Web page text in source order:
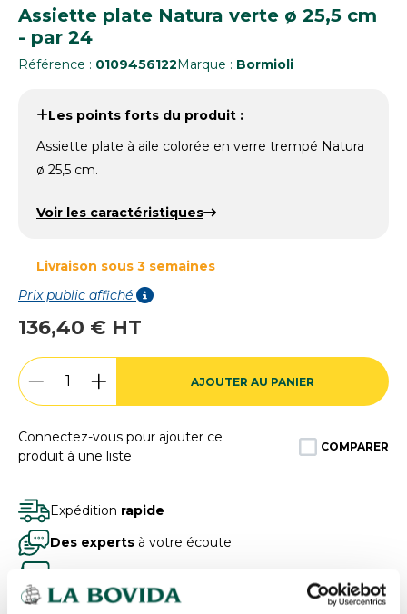
Assiette plate Natura verte ø 25,5 cm
- par 24
Référence : 0109456122Marque : Bormioli
Les points forts du produit :
Assiette plate à aile colorée en verre trempé Natura
ø 25,5 cm.
Voir les caractéristiques
Livraison sous 3 semaines
Prix public affiché
136,40 € HT
AJOUTER AU PANIER
Connectez-vous pour ajouter ce
produit à une liste
COMPARER
Expédition rapide
Des experts à votre écoute
100% sécurisé
Devisgratuits